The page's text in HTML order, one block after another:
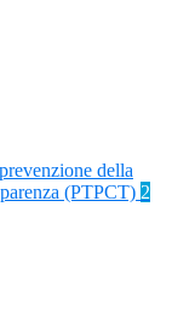
della
(PTPCT) 2